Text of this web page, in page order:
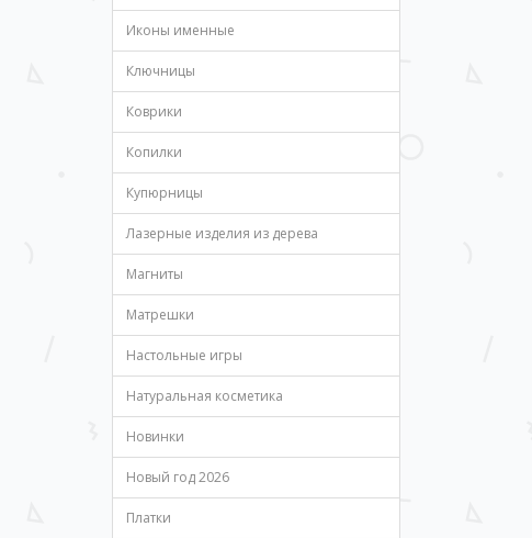
Иконы именные
Ключницы
Коврики
Копилки
Купюрницы
Лазерные изделия из дерева
Магниты
Матрешки
Настольные игры
Натуральная косметика
Новинки
Новый год 2026
Платки